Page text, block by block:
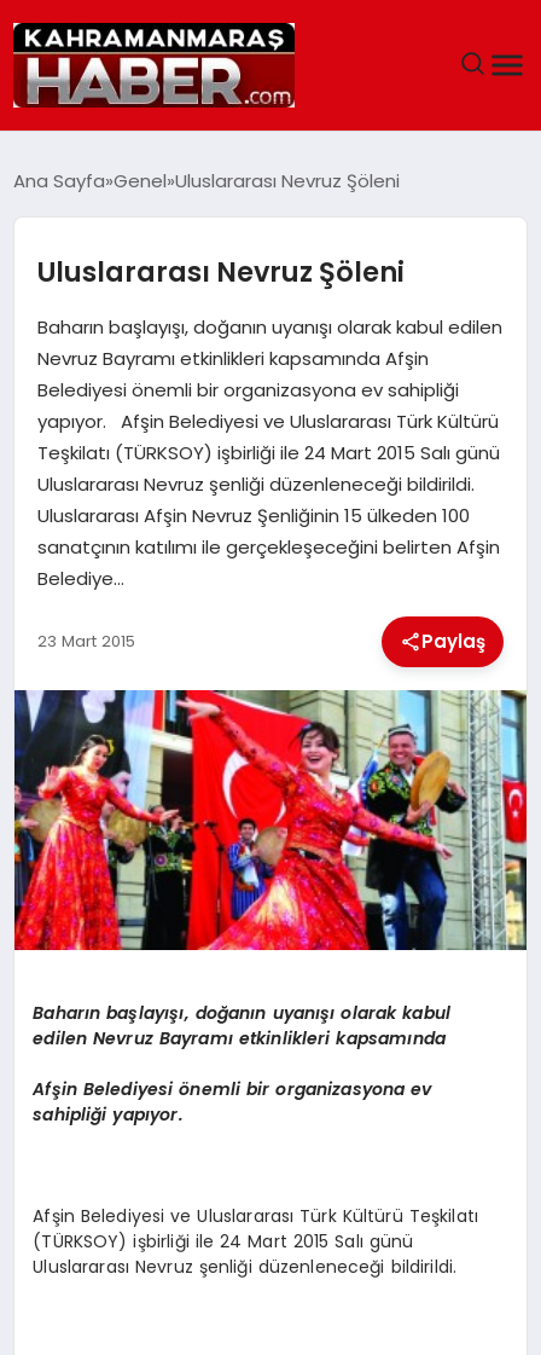
SIYASET
EĞITIM
EKONOMI
GENEL
İLETIŞIM
YAZARLAR
KÜNYE
Ana Sayfa Genel Uluslararası Nevruz Şöleni
Uluslararası Nevruz Şöleni
Baharın başlayışı, doğanın uyanışı olarak kabul edilen
Nevruz Bayramı etkinlikleri kapsamında Afşin
Belediyesi önemli bir organizasyona ev sahipliği
yapıyor. Afşin Belediyesi ve Uluslararası Türk Kültürü
Teşkilatı (TÜRKSOY) işbirliği ile 24 Mart 2015 Salı günü
Uluslararası Nevruz şenliği düzenleneceği bildirildi.
Uluslararası Afşin Nevruz Şenliğinin 15 ülkeden 100
sanatçının katılımı ile gerçekleşeceğini belirten Afşin
Belediye…
23 Mart 2015 Paylaş
Baharın başlayışı, doğanın uyanışı olarak kabul
edilen Nevruz Bayramı etkinlikleri kapsamında
Afşin Belediyesi önemli bir organizasyona ev
sahipliği yapıyor.
Afşin Belediyesi ve Uluslararası Türk Kültürü Teşkilatı
(TÜRKSOY) işbirliği ile 24 Mart 2015 Salı günü
Uluslararası Nevruz şenliği düzenleneceği bildirildi.